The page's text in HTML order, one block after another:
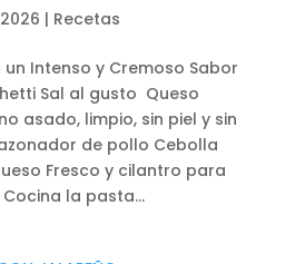
| Recetas
Intenso y Cremoso Sabor
Sal al gusto Queso
asado, limpio, sin piel y sin
de pollo Cebolla
Fresco y cilantro para
la pasta...